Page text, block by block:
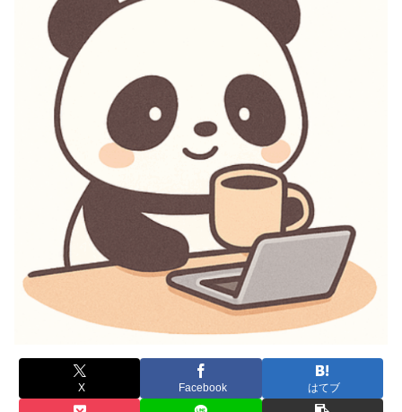
X Facebook はてブ